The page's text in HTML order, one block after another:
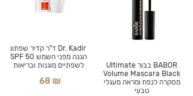
Dr. Kadir ד"ר קדיר שפתון
הגנה מפני השמש SPF 50
לשפתיים מוגנות ובריאות
68 ₪
BABOR בבור Ultimate
Volume Mascara Black
מסקרה לנפח ומראה מעגלי
טבעי